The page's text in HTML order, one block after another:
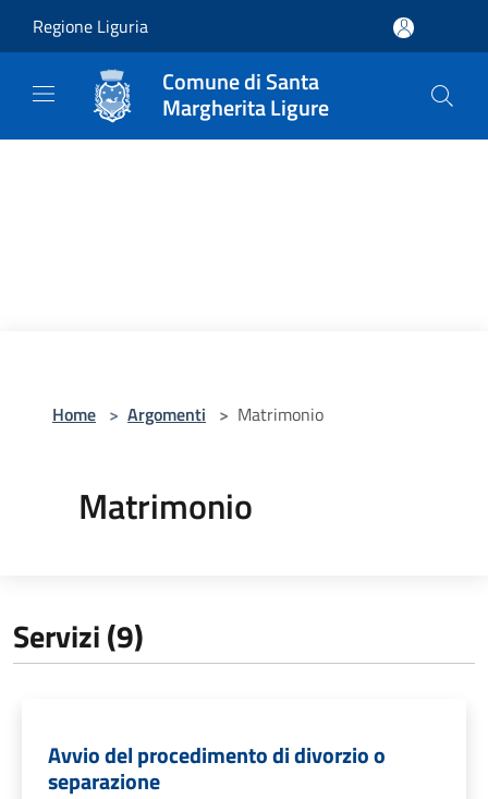
Regione Liguria
Comune di Santa
Margherita Ligure
Home > Argomenti > Matrimonio
Matrimonio
Servizi (9)
Avvio del procedimento di divorzio o
separazione